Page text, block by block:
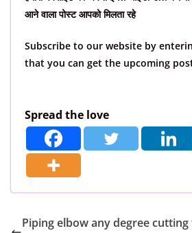
आने वाला पोस्ट आपको मिलता रहे
Subscribe to our website by
that you can get the upcoming
Spread the love
Piping elbow any degree